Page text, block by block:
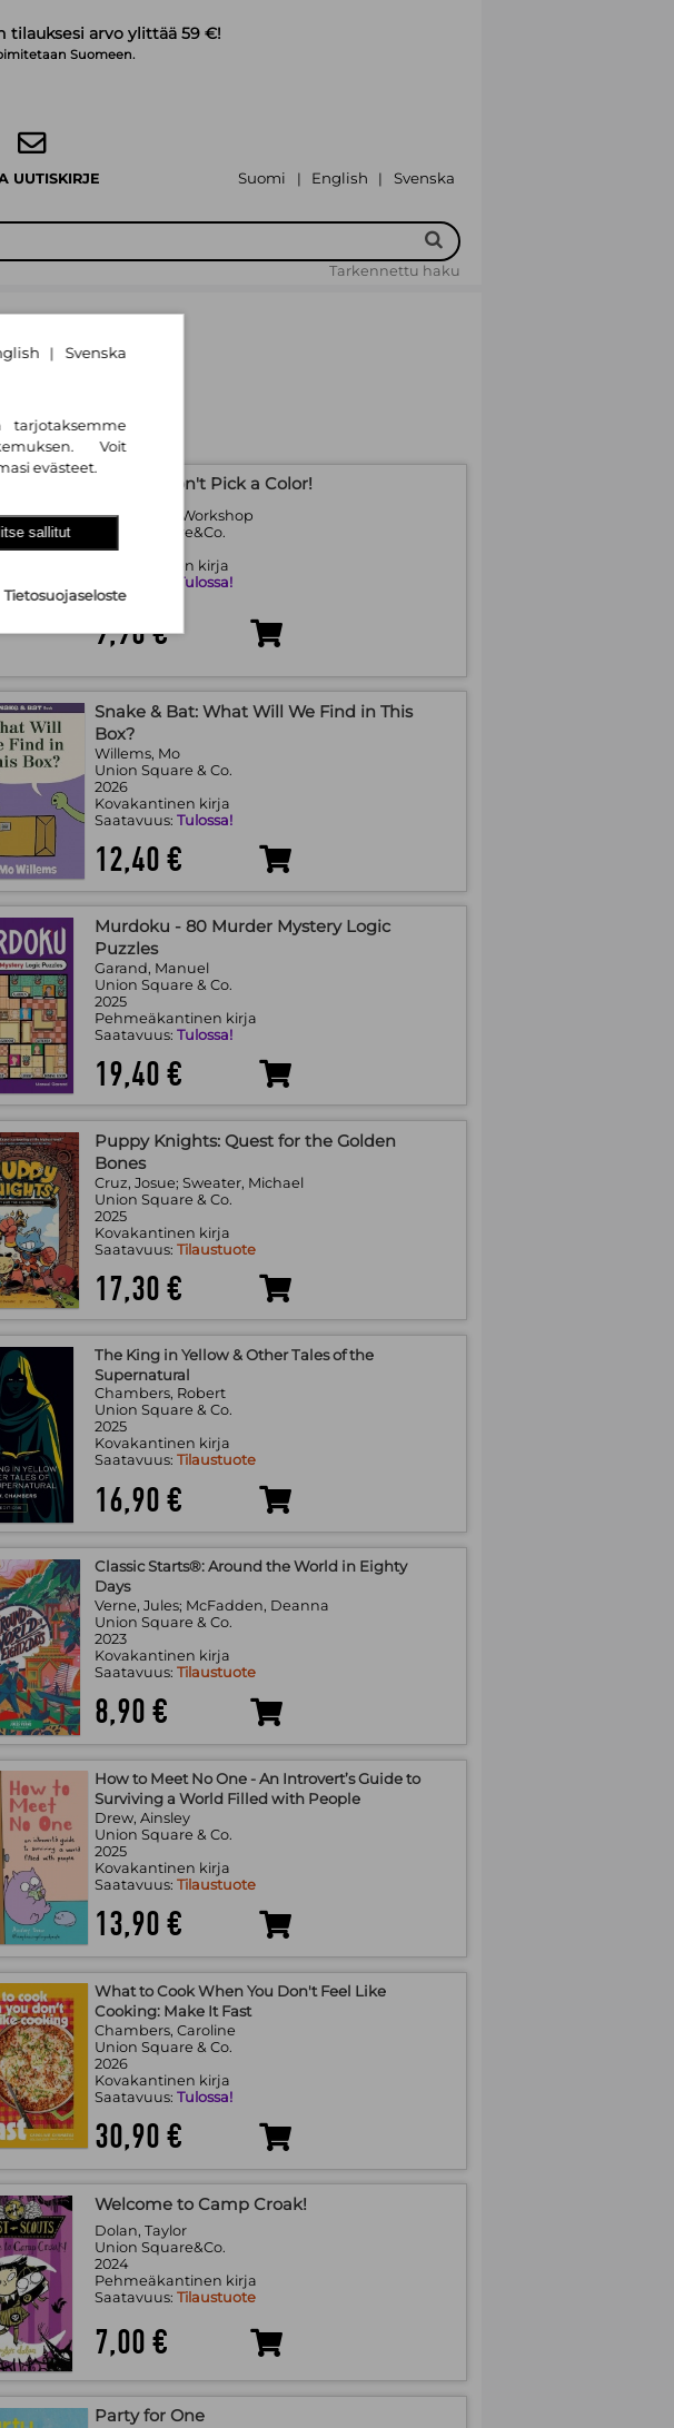
arvo ylittää 59 €!
Suomeen.
UUTISKIRJE Suomi | English | Svenska
Tarkennettu haku
Pigeon Won't Pick a Color!
Mo Willems Workshop
Union Square&Co.
2026
Pahvisivuinen kirja
Tulossa!
9,90 €
Snake & Bat: What Will We Find in This
Box?
Willems, Mo
Union Square & Co.
2026
Kovakantinen kirja
Saatavuus:Tulossa!
12,40 €
Murdoku - 80 Murder Mystery Logic
Puzzles
Garand, Manuel
Union Square & Co.
2025
Pehmeäkantinen kirja
Saatavuus:Tulossa!
19,40 €
Puppy Knights: Quest for the Golden
Bones
Cruz, Josue; Sweater, Michael
Union Square & Co.
2025
Kovakantinen kirja
Saatavuus:Tilaustuote
17,30 €
The King in Yellow & Other Tales of the
Supernatural
Chambers, Robert
Union Square & Co.
2025
Kovakantinen kirja
Saatavuus:Tilaustuote
16,90 €
Classic Starts®: Around the World in Eighty
Days
Verne, Jules; McFadden, Deanna
Union Square & Co.
2023
Kovakantinen kirja
Saatavuus:Tilaustuote
8,90 €
How to Meet No One - An Introvert’s Guide to
Surviving a World Filled with People
Drew, Ainsley
Union Square & Co.
2025
Kovakantinen kirja
Saatavuus:Tilaustuote
13,90 €
What to Cook When You Don't Feel Like
Cooking: Make It Fast
Chambers, Caroline
Union Square & Co.
2026
Kovakantinen kirja
Saatavuus:Tulossa!
30,90 €
Welcome to Camp Croak!
Dolan, Taylor
Union Square&Co.
2024
Pehmeäkantinen kirja
Saatavuus:Tilaustuote
7,00 €
Party for One
| Svenska
tarjotaksemme
Voit
evästeet.
sallitut
Tietosuojaseloste